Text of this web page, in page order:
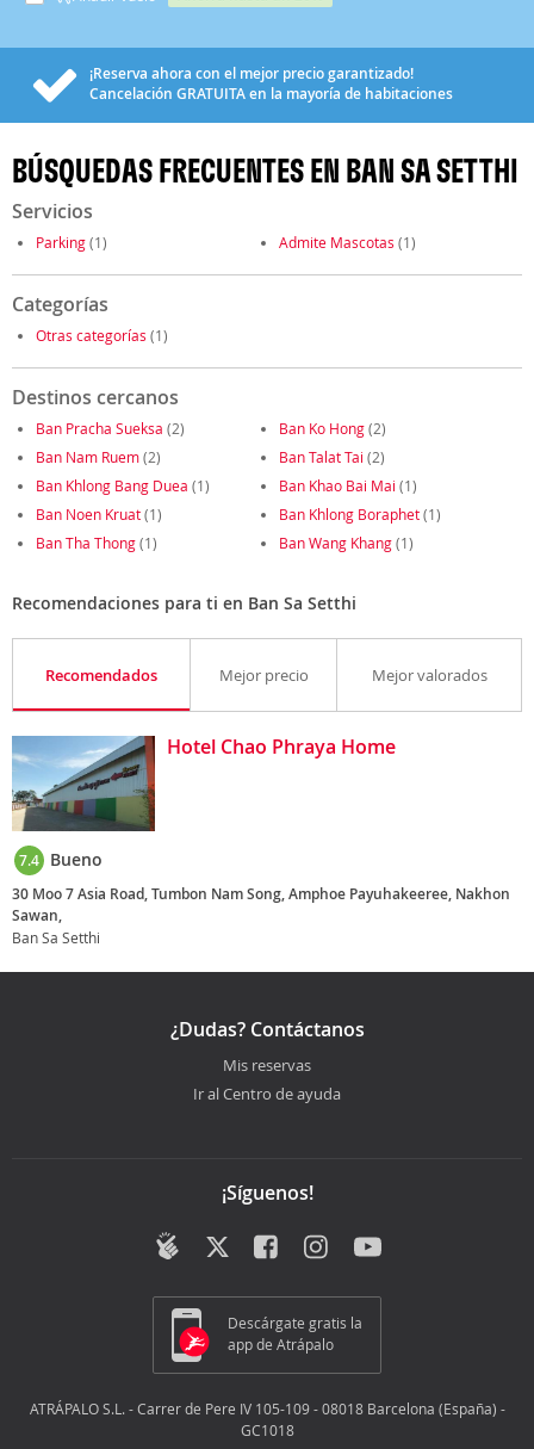
¡Reserva ahora con el mejor precio garantizado!
Cancelación GRATUITAen la mayoría de habitaciones
BÚSQUEDAS FRECUENTES EN BAN SA SETTHI
Servicios
Parking(1) Admite Mascotas (1)
Categorías
Otras categorías (1)
Destinos cercanos
Ban Pracha Sueksa (2) Ban Ko Hong(2)
Ban Nam Ruem(2) Ban Talat Tai (2)
Ban Khlong Bang Duea (1) Ban Khao Bai Mai (1)
Ban Noen Kruat(1) Ban Khlong Boraphet(1)
Ban Tha Thong(1) Ban Wang Khang(1)
Recomendaciones para ti en Ban Sa Setthi
Recomendados Mejor precio Mejor valorados
Hotel Chao Phraya Home
7.4 Bueno
30 Moo 7 Asia Road, Tumbon Nam Song, Amphoe Payuhakeeree, Nakhon
Sawan,
Ban Sa Setthi
¿Dudas? Contáctanos
Mis reservas
Ir al Centro de ayuda
¡Síguenos!
Descárgate gratis la
app de Atrápalo
ATRÁPALO S.L. - Carrer de Pere IV 105-109 - 08018 Barcelona (España) -
GC1018